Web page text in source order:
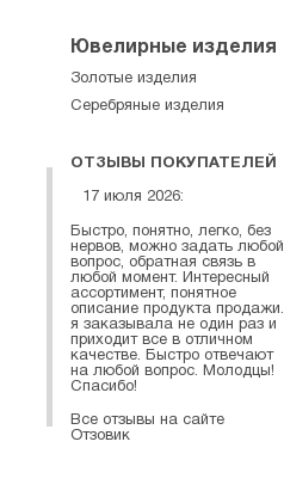
Ювелирные изделия
Золотые изделия
Серебряные изделия
ОТЗЫВЫ ПОКУПАТЕЛЕЙ
17 июля 2026:
Быстро, понятно, легко, без
нервов, можно задать любой
вопрос, обратная связь в
любой момент. Интересный
ассортимент, понятное
описание продукта продажи.
я заказывала не один раз и
приходит все в отличном
качестве. Быстро отвечают
на любой вопрос. Молодцы!
Спасибо!
Все отзывы на сайте
Отзовик